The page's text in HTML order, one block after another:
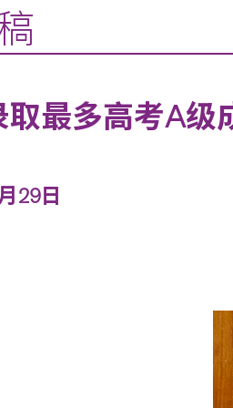
取最多高考A级
29日